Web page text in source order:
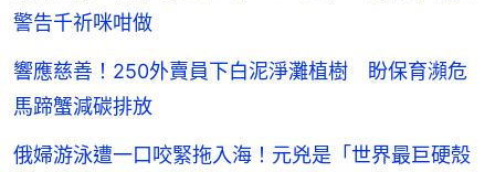
警告千祈咪咁做
響應慈善！250外賣員下白泥淨灘植樹 盼保育瀕危
馬蹄蟹減碳排放
俄婦游泳遭一口咬緊拖入海！元兇是「世界最巨硬殼